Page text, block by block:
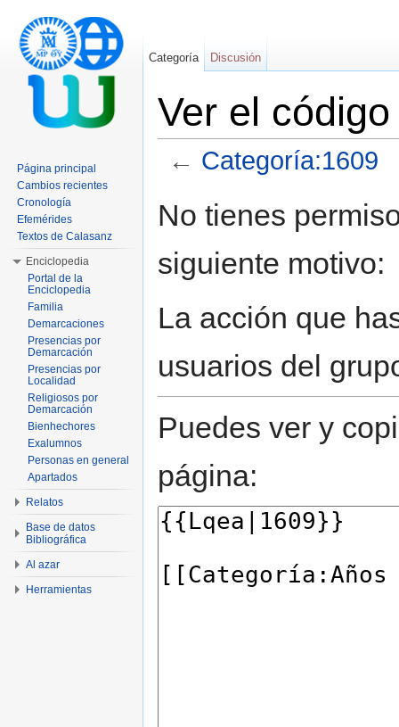
Ver el
← Categoría:1609
No tienes
siguiente motivo:
La acción que
usuarios del
Puedes ver y
página:
Categoría Discusión
Página principal
Cambios recientes
Cronología
Efemérides
Textos de Calasanz
Enciclopedia
Portal de la
Enciclopedia
Familia
Demarcaciones
Presencias por
Demarcación
Presencias por
Localidad
Religiosos por
Demarcación
Bienhechores
Exalumnos
Personas en general
Apartados
Relatos
Base de datos
Bibliográfica
Al azar
Herramientas